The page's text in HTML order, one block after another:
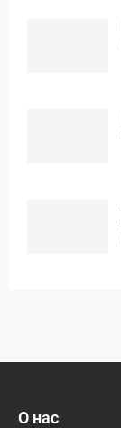
О нас